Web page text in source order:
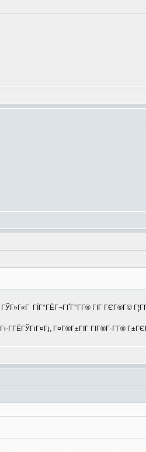
ГЇГ°ГЁГ¬ГҐГ°Г­Г® ГІГ ГЄГ®Г©
Г­ГЁГЎГіГ¤Гј, Г¤Г®Г±ГІГ ГІГ®Г·Г­Г®